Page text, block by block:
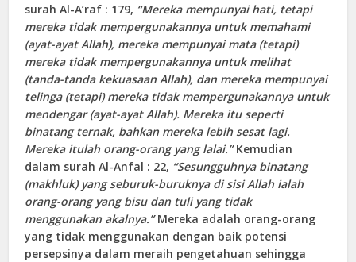
surah Al-A’raf : 179, “Mereka mempunyai hati, tetapi
mereka tidak mempergunakannya untuk memahami
(ayat-ayat Allah), mereka mempunyai mata (tetapi)
mereka tidak mempergunakannya untuk melihat
(tanda-tanda kekuasaan Allah), dan mereka mempunyai
telinga (tetapi) mereka tidak mempergunakannya untuk
mendengar (ayat-ayat Allah). Mereka itu seperti
binatang ternak, bahkan mereka lebih sesat lagi.
Mereka itulah orang-orang yang lalai.”Kemudian
dalam surah Al-Anfal : 22, “Sesungguhnya binatang
(makhluk) yang seburuk-buruknya di sisi Allah ialah
orang-orang yang bisu dan tuli yang tidak
menggunakan akalnya.”Mereka adalah orang-orang
yang tidak menggunakan dengan baik potensi
persepsinya dalam meraih pengetahuan sehingga